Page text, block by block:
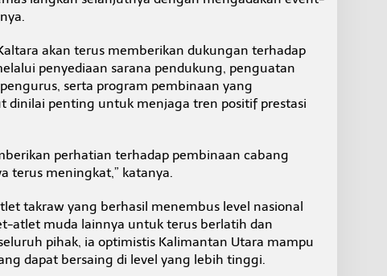
akan terus memberikan dukungan terhadap
penyediaan sarana pendukung, penguatan
serta program pembinaan yang
dinilai penting untuk menjaga tren positif prestasi
perhatian terhadap pembinaan cabang
terus meningkat,” katanya.
takraw yang berhasil menembus level nasional
atlet muda lainnya untuk terus berlatih dan
pihak, ia optimistis Kalimantan Utara mampu
dapat bersaing di level yang lebih tinggi.